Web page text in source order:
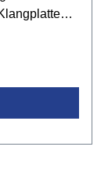
1 Paar